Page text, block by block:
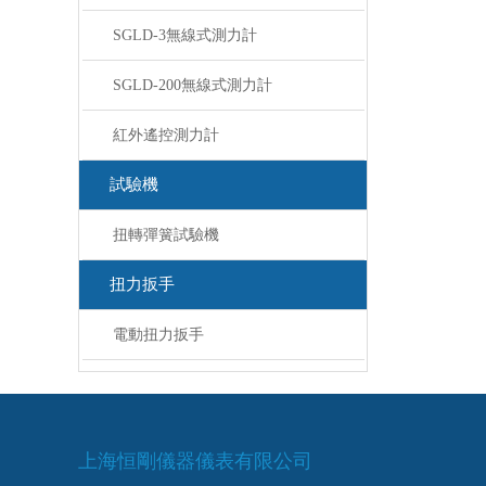
SGLD-3無線式測力計
SGLD-200無線式測力計
紅外遙控測力計
試驗機
扭轉彈簧試驗機
扭力扳手
電動扭力扳手
上海恒剛儀器儀表有限公司